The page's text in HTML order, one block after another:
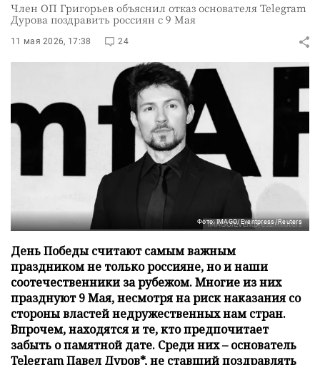
Член ОП Григорьев объяснил отказ основателя Telegram
Дурова поздравить россиян с 9 Мая
11 мая 2026, 17:38 24
Фото: IMAGO/Eventpress/Reuters
День Победы считают самым важным
праздником не только россияне, но и наши
соотечественники за рубежом. Многие из них
празднуют 9 Мая, несмотря на риск наказания со
стороны властей недружественных нам стран.
Впрочем, находятся и те, кто предпочитает
забыть о памятной дате. Среди них – основатель
Telegram Павел Дуров*, не ставший поздравлять